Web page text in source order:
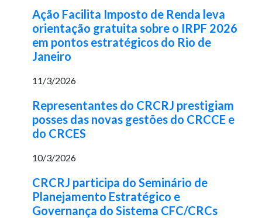
Ação Facilita Imposto de Renda leva
orientação gratuita sobre o IRPF 2026
em pontos estratégicos do Rio de
Janeiro
11/3/2026
Representantes do CRCRJ prestigiam
posses das novas gestões do CRCCE e
do CRCES
10/3/2026
CRCRJ participa do Seminário de
Planejamento Estratégico e
Governança do Sistema CFC/CRCs